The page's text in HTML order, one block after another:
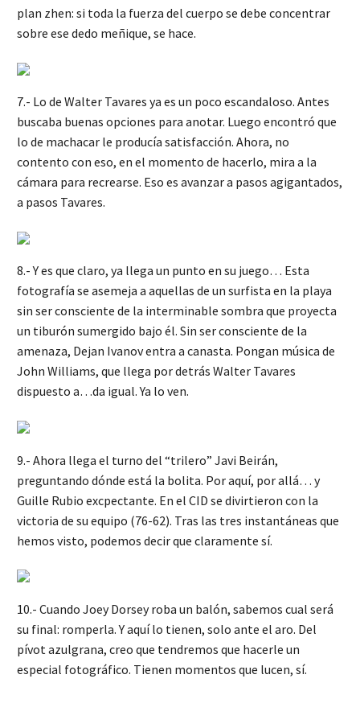
plan zhen: si toda la fuerza del cuerpo se debe concentrar
sobre ese dedo meñique, se hace.
7.- Lo de Walter Tavares ya es un poco escandaloso. Antes
buscaba buenas opciones para anotar. Luego encontró que
lo de machacar le producía satisfacción. Ahora, no
contento con eso, en el momento de hacerlo, mira a la
cámara para recrearse. Eso es avanzar a pasos agigantados,
a pasos Tavares.
8.- Y es que claro, ya llega un punto en su juego… Esta
fotografía se asemeja a aquellas de un surfista en la playa
sin ser consciente de la interminable sombra que proyecta
un tiburón sumergido bajo él. Sin ser consciente de la
amenaza, Dejan Ivanov entra a canasta. Pongan música de
John Williams, que llega por detrás Walter Tavares
dispuesto a…da igual. Ya lo ven.
9.- Ahora llega el turno del “trilero” Javi Beirán,
preguntando dónde está la bolita. Por aquí, por allá… y
Guille Rubio excpectante. En el CID se divirtieron con la
victoria de su equipo (76-62). Tras las tres instantáneas que
hemos visto, podemos decir que claramente sí.
10.- Cuando Joey Dorsey roba un balón, sabemos cual será
su final: romperla. Y aquí lo tienen, solo ante el aro. Del
pívot azulgrana, creo que tendremos que hacerle un
especial fotográfico. Tienen momentos que lucen, sí.